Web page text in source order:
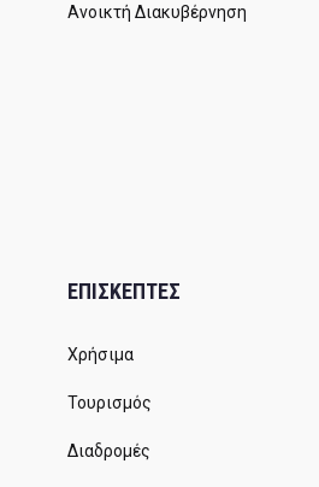
Ανοικτή Διακυβέρνηση
ΕΠΙΣΚΕΠΤΕΣ
Χρήσιμα
Τουρισμός
Διαδρομές